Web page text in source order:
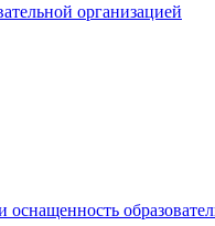
организацией